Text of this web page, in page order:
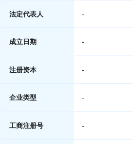
法定代表人 -
成立日期 -
注册资本 -
企业类型 -
工商注册号 -